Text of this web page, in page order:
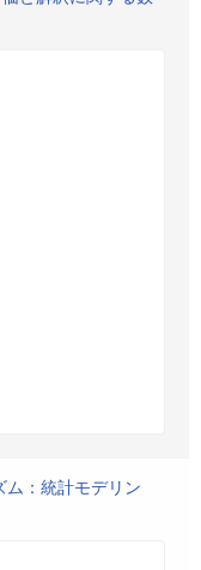
ム：統計モデリン